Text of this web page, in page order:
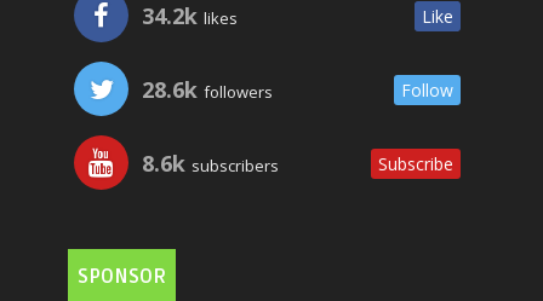
34.2k likes Like
28.6k followers Follow
8.6k subscribers Subscribe
SPONSOR